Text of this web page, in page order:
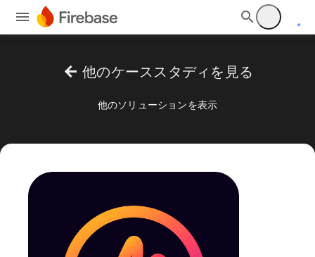
arrow_back 他のケーススタディを見る
他のソリューションを表示